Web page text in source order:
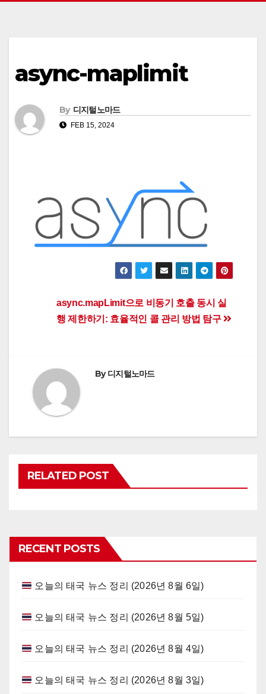
async-maplimit
By 디지털노마드
FEB 15, 2024
Post
navigation
async.mapLimit으로 비동기 호출 동시 실
행 제한하기: 효율적인 콜 관리 방법 탐구
By디지털노마드
RELATED POST
RECENT POSTS
오늘의 태국 뉴스 정리 (2026년 8월 6일)
오늘의 태국 뉴스 정리 (2026년 8월 5일)
오늘의 태국 뉴스 정리 (2026년 8월 4일)
오늘의 태국 뉴스 정리 (2026년 8월 3일)